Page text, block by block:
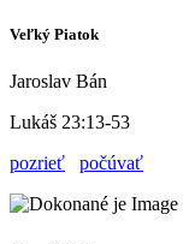
Veľký Piatok
Jaroslav Bán
Lukáš 23:13-53
pozrieť
počúvať